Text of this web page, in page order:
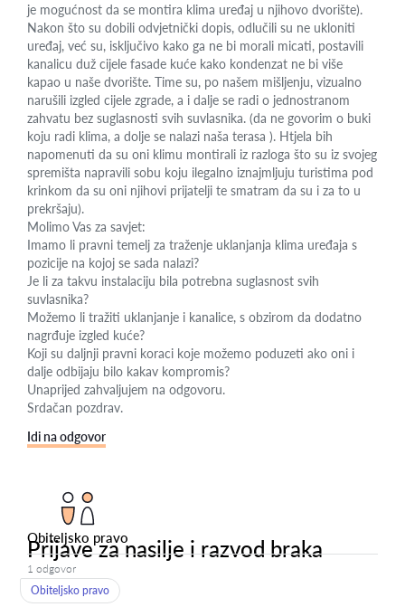
je mogućnost da se montira klima uređaj u njihovo dvorište).
Nakon što su dobili odvjetnički dopis, odlučili su ne ukloniti
uređaj, već su, isključivo kako ga ne bi morali micati, postavili
kanalicu duž cijele fasade kuće kako kondenzat ne bi više
kapao u naše dvorište. Time su, po našem mišljenju, vizualno
narušili izgled cijele zgrade, a i dalje se radi o jednostranom
zahvatu bez suglasnosti svih suvlasnika. (da ne govorim o buki
koju radi klima, a dolje se nalazi naša terasa ). Htjela bih
napomenuti da su oni klimu montirali iz razloga što su iz svojeg
spremišta napravili sobu koju ilegalno iznajmljuju turistima pod
krinkom da su oni njihovi prijatelji te smatram da su i za to u
prekršaju).
Molimo Vas za savjet:
Imamo li pravni temelj za traženje uklanjanja klima uređaja s
pozicije na kojoj se sada nalazi?
Je li za takvu instalaciju bila potrebna suglasnost svih
suvlasnika?
Možemo li tražiti uklanjanje i kanalice, s obzirom da dodatno
nagrđuje izgled kuće?
Koji su daljnji pravni koraci koje možemo poduzeti ako oni i
dalje odbijaju bilo kakav kompromis?
Unaprijed zahvaljujem na odgovoru.
Srdačan pozdrav.
Idi na odgovor
Obiteljsko pravo
Prijave za nasilje i razvod braka
1 odgovor
Obiteljsko pravo